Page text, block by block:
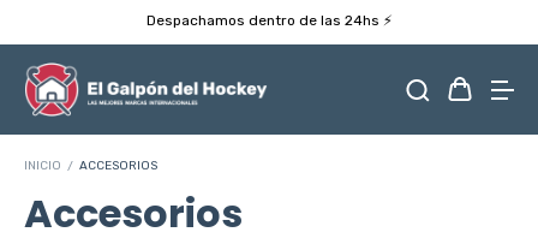
Despachamos dentro de las 24hs ⚡️
INICIO / ACCESORIOS
Accesorios